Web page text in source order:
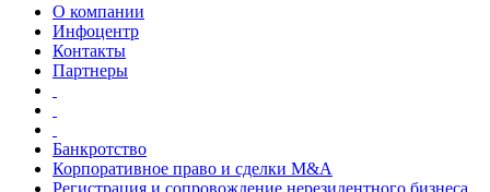
О компании
Инфоцентр
Контакты
Партнеры
Банкротство
Корпоративное право и сделки M&A
Регистрация и сопровождение нерезидентного бизнеса